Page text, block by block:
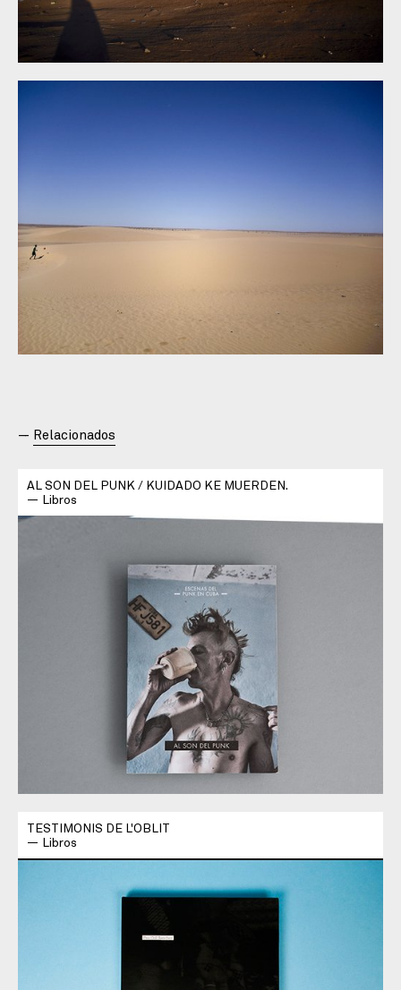
Relacionados
AL SON DEL PUNK / KUIDADO KE MUERDEN.
Libros
TESTIMONIS DE L'OBLIT
Libros